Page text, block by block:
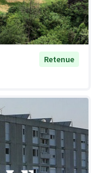
Retenue